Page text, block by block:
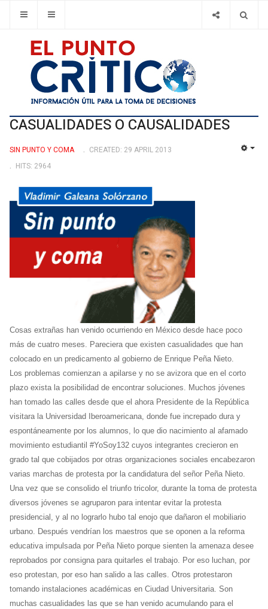
CASUALIDADES O CAUSALIDADES
SIN PUNTO Y COMA
CREATED: 29 APRIL 2013
HITS: 2964
Cosas extrañas han venido ocurriendo en México desde hace poco
más de cuatro meses. Pareciera que existen casualidades que han
colocado en un predicamento al gobierno de Enrique Peña Nieto.
Los problemas comienzan a apilarse y no se avizora que en el corto
plazo exista la posibilidad de encontrar soluciones. Muchos jóvenes
han tomado las calles desde que el ahora Presidente de la República
visitara la Universidad Iberoamericana, donde fue increpado dura y
espontáneamente por los alumnos, lo que dio nacimiento al afamado
movimiento estudiantil #YoSoy132 cuyos integrantes crecieron en
grado tal que cobijados por otras organizaciones sociales encabezaron
varias marchas de protesta por la candidatura del señor Peña Nieto.
Una vez que se consolido el triunfo tricolor, durante la toma de protesta
diversos jóvenes se agruparon para intentar evitar la protesta
presidencial, y al no lograrlo hubo tal enojo que dañaron el mobiliario
urbano. Después vendrían los maestros que se oponen a la reforma
educativa impulsada por Peña Nieto porque sienten la amenaza desee
reprobados por consigna para quitarles el trabajo. Por eso luchan, por
eso protestan, por eso han salido a las calles. Otros protestaron
tomando instalaciones académicas en Ciudad Universitaria. Son
muchas casualidades las que se han venido acumulando para el